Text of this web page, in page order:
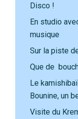
Disco !
En studio
musique
Sur la piste
Que de
Le
Bounine, un
Visite du